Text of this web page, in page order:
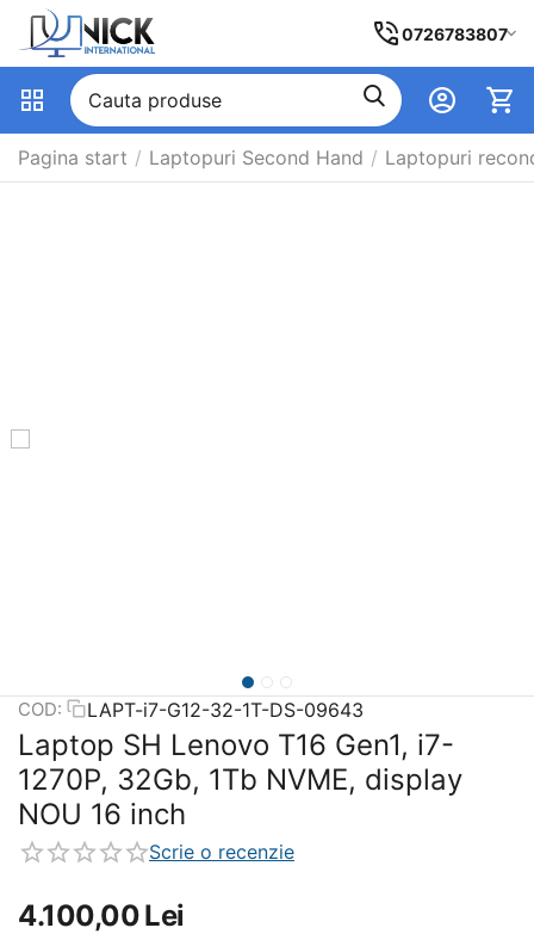
0726783807
Pagina start / Laptopuri Second Hand / Laptopuri
COD: LAPT-i7-G12-32-1T-DS-09643
Laptop SH Lenovo T16 Gen1, i7-
1270P, 32Gb, 1Tb NVME, display
NOU 16 inch
Scrie o recenzie
4.100,00Lei